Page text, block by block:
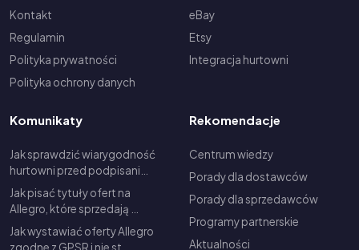
Kontakt
Regulamin
Polityka prywatności
Polityka ochrony danych
eBay
Etsy
Integracja hurtowni
Komunikaty
Jak sprawdzić wiarygodność
hurtowni przed podpisani…
Jak pisać tytuły ofert na
Allegro, które sprzedają …
Jak wystawiać oferty Allegro
zgodne z GPSR i nie st…
Rekomendacje
Centrum wiedzy
Porady dla dostawców
Porady dla sprzedawców
Programy partnerskie
Aktualności